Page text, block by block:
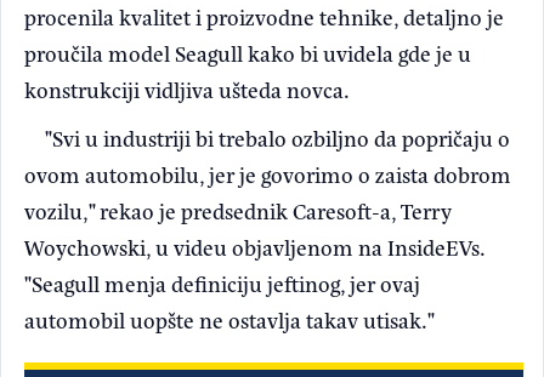
procenila kvalitet i proizvodne tehnike, detaljno je
proučila model Seagull kako bi uvidela gde je u
konstrukciji vidljiva ušteda novca.
"Svi u industriji bi trebalo ozbiljno da popričaju o
ovom automobilu, jer je govorimo o zaista dobrom
vozilu," rekao je predsednik Caresoft-a, Terry
Woychowski, u videu objavljenom na InsideEVs.
"Seagull menja definiciju jeftinog, jer ovaj
automobil uopšte ne ostavlja takav utisak."